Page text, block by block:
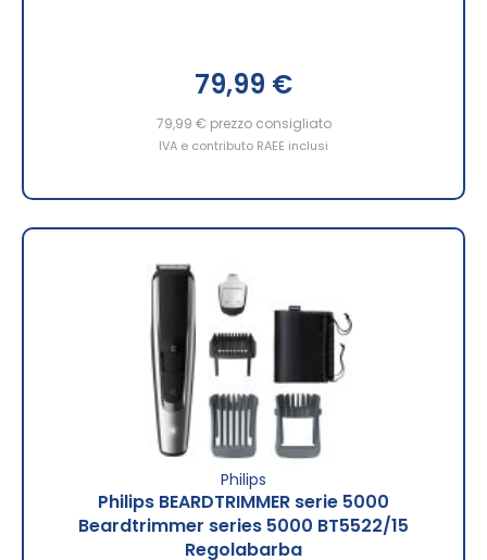
79,99 €
79,99 € prezzo consigliato
IVA e contributo RAEE inclusi
Philips
Philips BEARDTRIMMER serie 5000
Beardtrimmer series 5000 BT5522/15
Regolabarba